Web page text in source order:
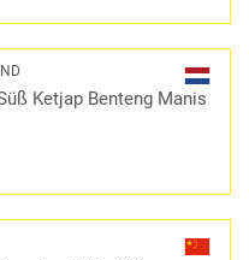
Ketjap Benteng Manis